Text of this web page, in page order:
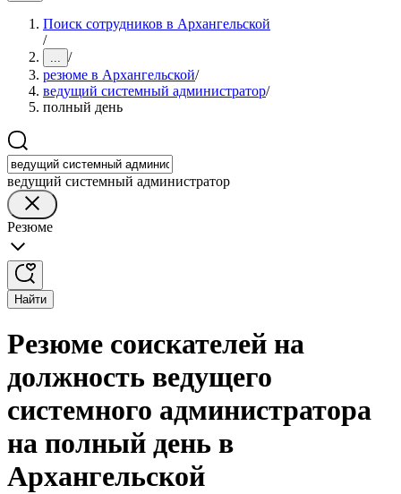
Поиск сотрудников в Архангельской
/
... /
резюме в Архангельской/
ведущий системный администратор/
полный день
ведущий системный администратор
Резюме
Найти
Резюме соискателей на
должность ведущего
системного администратора
на полный день в
Архангельской